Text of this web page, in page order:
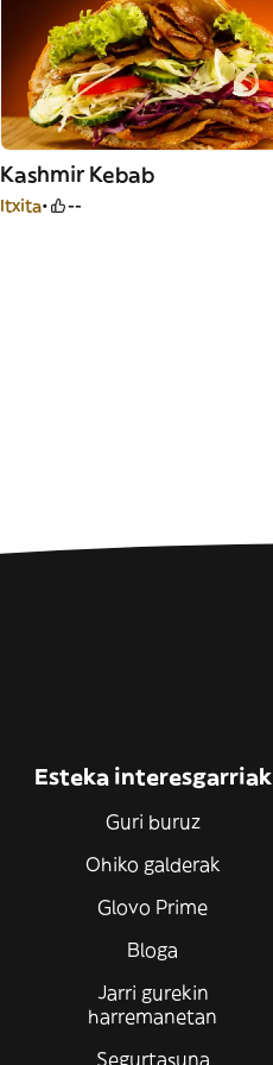
Kashmir Kebab
Itxita --
Esteka interesgarriak
Guri buruz
Ohiko galderak
Glovo Prime
Bloga
Jarri gurekin
harremanetan
Segurtasuna